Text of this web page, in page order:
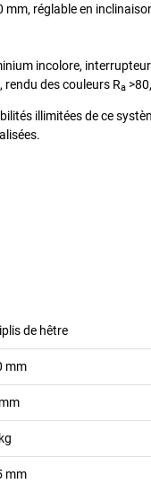
réglable en
incolore,
rendu des couleurs Ra
illimitées de ce
de hêtre
mm
mm
kg
mm